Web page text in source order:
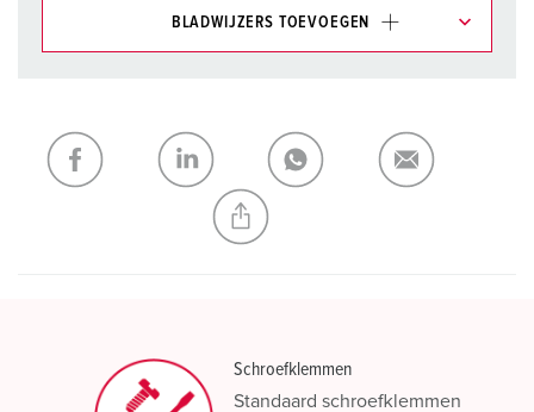
BLADWIJZERS TOEVOEGEN
Mijn lijst TOEVOEGEN
NIEUW LIJST MAKEN
Schroefklemmen
Standaard schroefklemmen